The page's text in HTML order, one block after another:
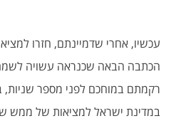
עכשיו, אחרי שדמיינתם, חזרו
הכתבה הבאה שכנראה עשויה לשמח
רקמתם במוחכם לפני מספר שניות,
במדינת ישראל למציאות של ממש